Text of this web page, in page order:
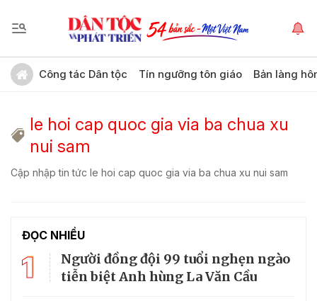
Công tác Dân tộc Tín ngưỡng tôn giáo Bản làng
le hoi cap quoc gia via ba chua xu
nui sam
Cập nhập tin tức le hoi cap quoc gia via ba chua xu nui sam
ĐỌC NHIỀU
1
Người đồng đội 99 tuổi nghẹn ngào
tiễn biệt Anh hùng La Văn Cầu